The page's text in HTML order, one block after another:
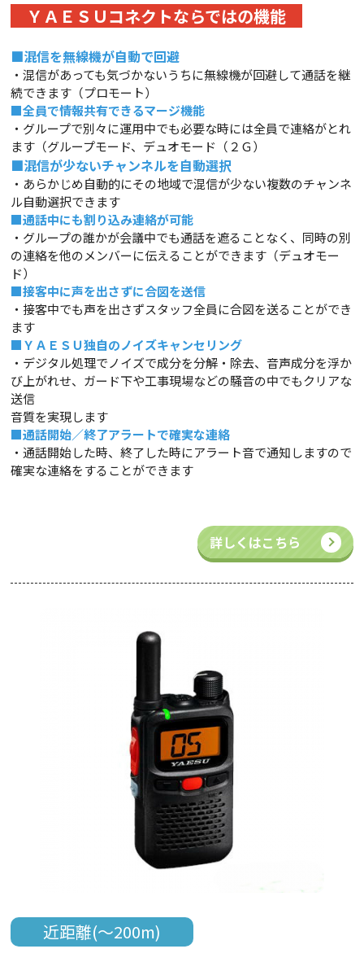
ＹＡＥＳＵコネクトならではの機能
■混信を無線機が自動で回避
・混信があっても気づかないうちに無線機が回避して通話を継
続できます（プロモート）
■全員で情報共有できるマージ機能
・グループで別々に運用中でも必要な時には全員で連絡がとれ
ます（グループモード、デュオモード（２Ｇ）
■混信が少ないチャンネルを自動選択
・あらかじめ自動的にその地域で混信が少ない複数のチャンネ
ル自動選択できます
■通話中にも割り込み連絡が可能
・グループの誰かが会議中でも通話を遮ることなく、同時の別
の連絡を他のメンバーに伝えることができます（デュオモー
ド）
■接客中に声を出さずに合図を送信
・接客中でも声を出さずスタッフ全員に合図を送ることができ
ます
■ＹＡＥＳＵ独自のノイズキャンセリング
・デジタル処理でノイズで成分を分解・除去、音声成分を浮か
び上がれせ、ガード下や工事現場などの騒音の中でもクリアな
送信
音質を実現します
■通話開始／終了アラートで確実な連絡
・通話開始した時、終了した時にアラート音で通知しますので
確実な連絡をすることができます
詳しくはこちら
近距離(～200m)